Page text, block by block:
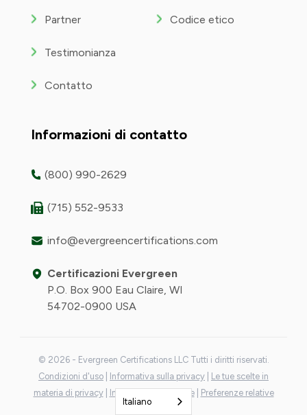
Partner
Testimonianza
Contatto
Codice etico
Informazioni di contatto
(800) 990-2629
(715) 552-9533
info@evergreencertifications.com
Certificazioni Evergreen
P.O. Box 900 Eau Claire, WI
54702-0900 USA
© 2026 - Evergreen Certifications LLC Tutti i diritti riservati.
Condizioni d'uso
Informativa sulla privacy
Le tue scelte in
materia di privacy| Informativa sui cookie|
Preferenze relative
Italiano